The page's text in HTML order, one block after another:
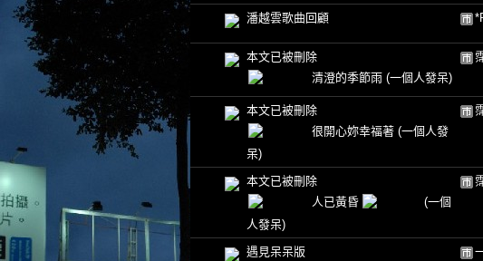
潘越雲歌曲回顧
本文已被刪除
清澄的季節雨 (一個人發呆)
本文已被刪除
很開心妳幸福著 (一個人發
呆)
本文已被刪除
人已黃昏
(一個
人發呆)
遇見呆呆版